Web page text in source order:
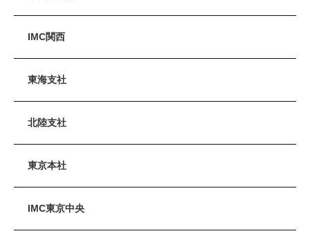
IMC関西
東海支社
北陸支社
東京本社
IMC東京中央